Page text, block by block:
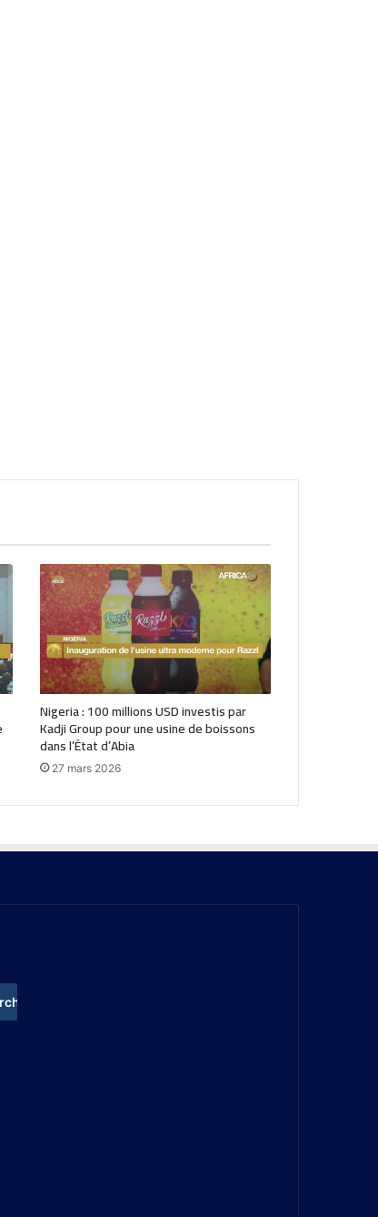
Nigeria : 100 millions USD investis par
Kadji Group pour une usine de boissons
dans l’État d’Abia
27 mars 2026